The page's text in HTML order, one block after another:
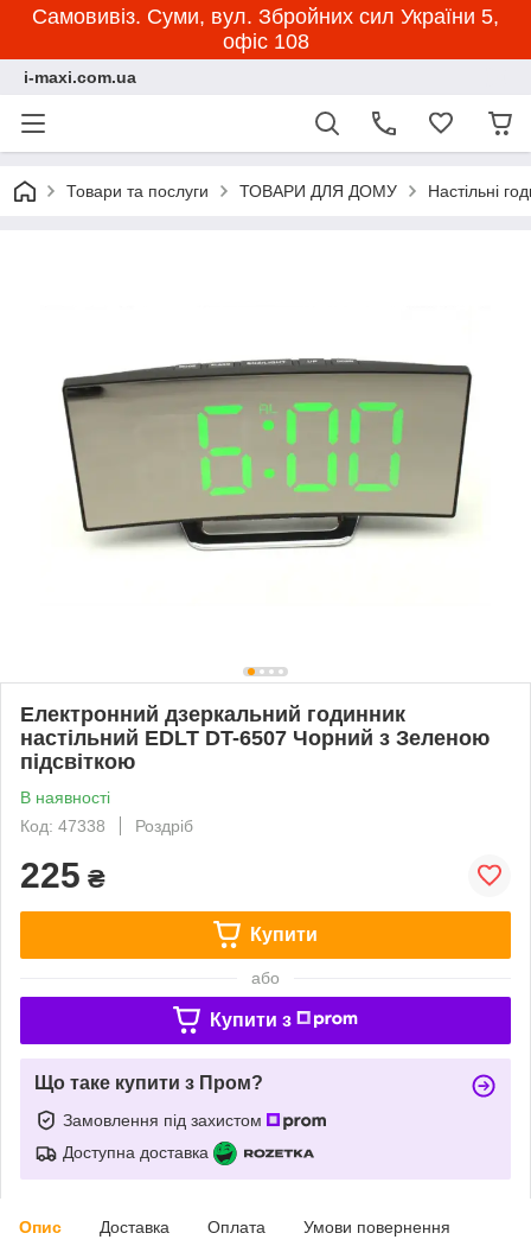
Самовивіз. Суми, вул. Збройних сил України 5,
офіс 108
i-maxi.com.ua
Товари та послуги ТОВАРИ ДЛЯ ДОМУ Настільні
Електронний дзеркальний годинник
настільний EDLT DT-6507 Чорний з Зеленою
підсвіткою
В наявності
Код: 47338
Роздріб
225 ₴
Купити
або
Купити з
Що таке купити з Пром?
Замовлення під захистом
Доступна доставка
Опис Доставка Оплата Умови повернення